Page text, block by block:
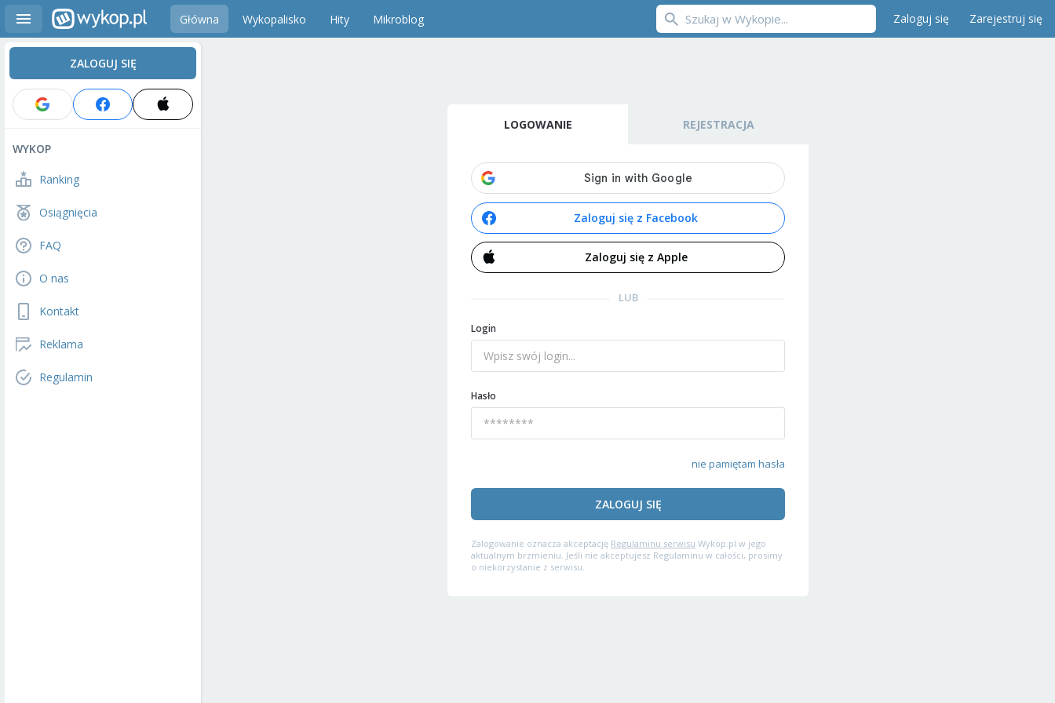
Główna Wykopalisko Hity Mikroblog Zaloguj się Zarejestruj się
ZALOGUJ SIĘ
WYKOP
Ranking
Osiągnięcia
FAQ
O nas
Kontakt
Reklama
Regulamin
LOGOWANIE REJESTRACJA
Zaloguj się z Facebook
Zaloguj się z Apple
LUB
Login
Hasło
nie pamiętam hasła
ZALOGUJ SIĘ
Zalogowanie oznacza akceptację Regulaminu serwisu Wykop.pl w jego
aktualnym brzmieniu. Jeśli nie akceptujesz Regulaminu w całości, prosimy
o niekorzystanie z serwisu.